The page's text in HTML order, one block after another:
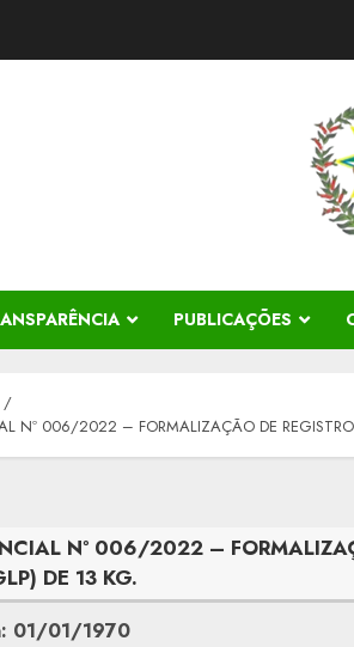
PUBLICAÇÕES
Nº 006/2022 – FORMALIZAÇÃO DE
Nº 006/2022 –
DE 13 KG.
01/01/1970